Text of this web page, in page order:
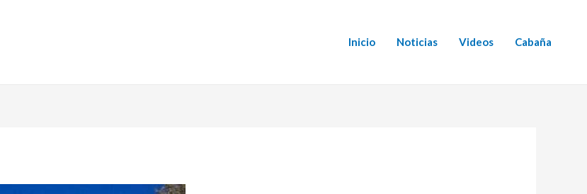
Inicio Noticias Videos Cabaña